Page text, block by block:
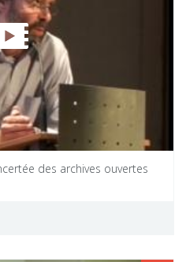
des archives ouvertes